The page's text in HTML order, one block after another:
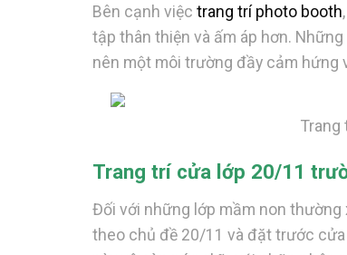
Bên cạnh việc trang trí photo booth
tập thân thiện và ấm áp hơn.
nên một môi trường đầy cảm hứng
Trang
Trang trí cửa lớp 20/11
Đối với những lớp mầm non thường
theo chủ đề 20/11 và đặt trước